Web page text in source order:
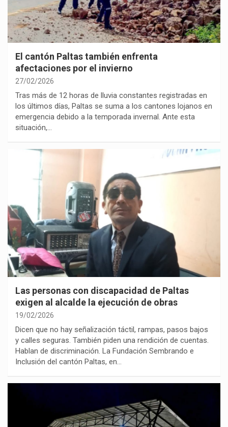
El cantón Paltas también enfrenta
afectaciones por el invierno
27/02/2026
Tras más de 12 horas de lluvia constantes registradas en
los últimos días, Paltas se suma a los cantones lojanos en
emergencia debido a la temporada invernal. Ante esta
situación,…
Las personas con discapacidad de Paltas
exigen al alcalde la ejecución de obras
19/02/2026
Dicen que no hay señalización táctil, rampas, pasos bajos
y calles seguras. También piden una rendición de cuentas.
Hablan de discriminación. La Fundación Sembrando e
Inclusión del cantón Paltas, en…